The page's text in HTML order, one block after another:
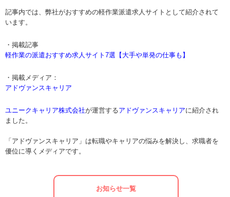
記事内では、弊社がおすすめの軽作業派遣求人サイトとして紹介されて
います。
・掲載記事
軽作業の派遣おすすめ求人サイト7選【大手や単発の仕事も】
・掲載メディア：
アドヴァンスキャリア
ユニークキャリア株式会社が運営するアドヴァンスキャリアに紹介され
ました。
「アドヴァンスキャリア」は転職やキャリアの悩みを解決し、求職者を
優位に導くメディアです。
お知らせ一覧